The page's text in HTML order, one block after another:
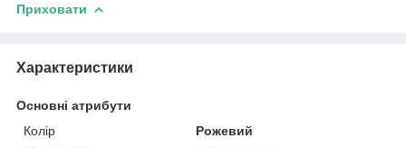
Приховати
Характеристики
Основні атрибути
Колір
Рожевий